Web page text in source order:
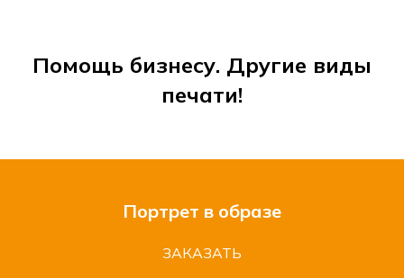
Помощь бизнесу. Другие виды
печати!
Портрет в образе
ЗАКАЗАТЬ